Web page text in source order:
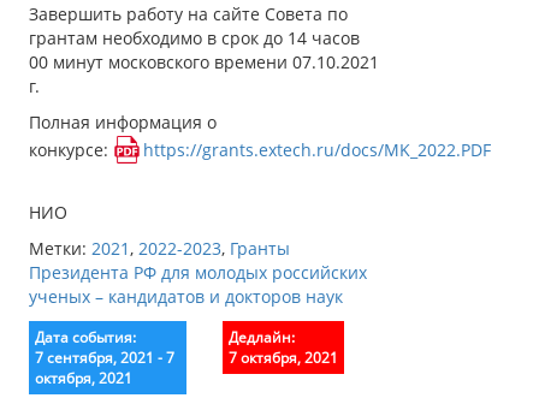
Завершить работу на сайте Совета по
грантам необходимо в срок до 14 часов
00 минут московского времени 07.10.2021
г.
Полная информация о
конкурсе:
https://grants.extech.ru/docs/MK_2022.PDF
НИО
Метки: 2021, 2022-2023, Гранты
Президента РФ для молодых российских
ученых – кандидатов и докторов наук
Дата события:
7 сентября, 2021 - 7
октября, 2021
Дедлайн:
7 октября, 2021